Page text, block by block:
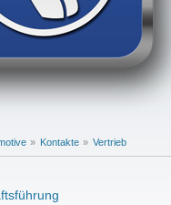
» Kontakte » Vertrieb